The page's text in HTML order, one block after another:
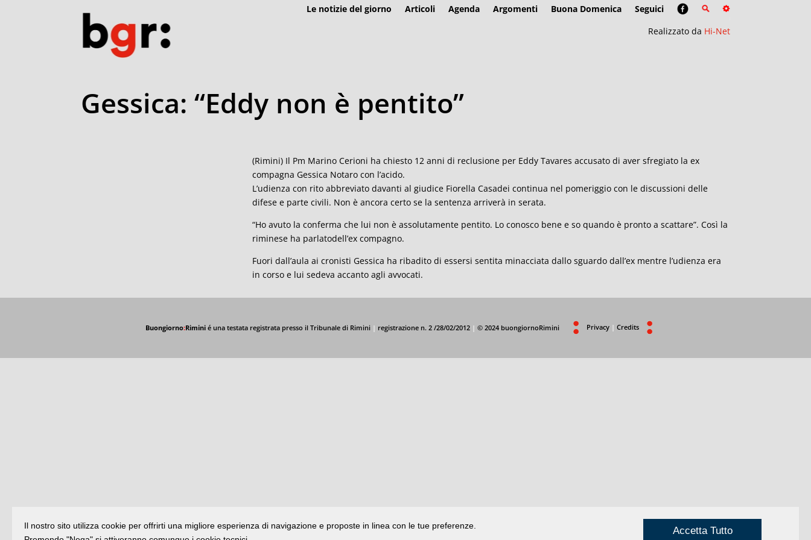
Le notizie del giorno Articoli Agenda Argomenti Buona Domenica
Seguici
Realizzato da Hi-Net
Gessica: “Eddy non è pentito”
(Rimini) Il Pm Marino Cerioni ha chiesto 12 anni di reclusione per Eddy Tavares accusato di aver sfregiato la ex
compagna Gessica Notaro con l’acido.
L’udienza con rito abbreviato davanti al giudice Fiorella Casadei continua nel pomeriggio con le discussioni delle
difese e parte civili. Non è ancora certo se la sentenza arriverà in serata.
“Ho avuto la conferma che lui non è assolutamente pentito. Lo conosco bene e so quando è pronto a scattare”. Così la
riminese ha parlatodell’ex compagno.
Fuori dall’aula ai cronisti Gessica ha ribadito di essersi sentita minacciata dallo sguardo dall’ex mentre l’udienza era
in corso e lui sedeva accanto agli avvocati.
Buongiorno:Riminié una testata registrata presso il Tribunale di Rimini | registrazione n. 2 /28/02/2012 | © 2024 buongiornoRimini Privacy | Credits
Il nostro sito utilizza cookie per offrirti una migliore esperienza di navigazione e proposte in linea con le tue preferenze.
Accetta Tutto